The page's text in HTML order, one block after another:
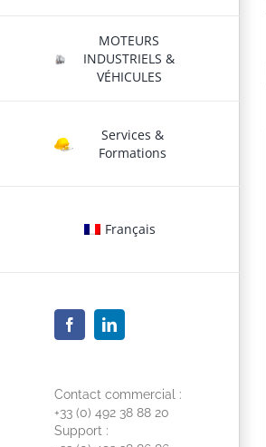
MOTEURS
INDUSTRIELS &
VÉHICULES
Services &
Formations
Français
FacebookLinkedIn
Contact commercial :
+33 (0) 492 38 88 20
Support :